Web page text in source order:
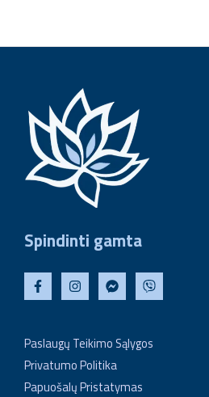
Spindinti gamta
Paslaugų Teikimo Sąlygos
Privatumo Politika
Papuošalų Pristatymas